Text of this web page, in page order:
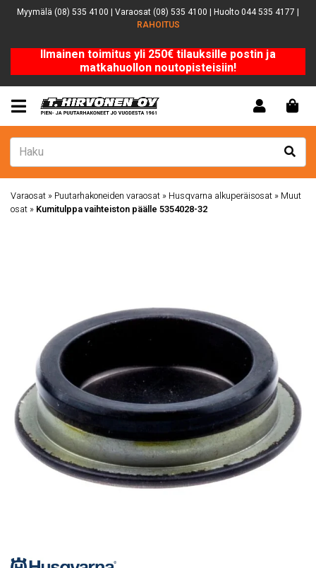
Myymälä (08) 535 4100 | Varaosat (08) 535 4100 | Huolto 044 535 4177 |
RAHOITUS
Ilmainen toimitus yli 250€ tilauksille postin ja
matkahuollon noutopisteisiin!
Varaosat » Puutarhakoneiden varaosat » Husqvarna alkuperäisosat » Muut
osat » Kumitulppa vaihteiston päälle 5354028-32